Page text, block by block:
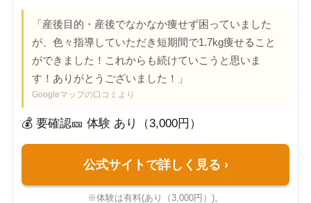
「産後目的・産後でなかなか痩せず困っていました
が、色々指導していただき短期間で1.7kg痩せること
ができました！これからも続けていこうと思いま
す！ありがとうございました！」
Googleマップの口コミより
💰 要確認🎫 体験 あり（3,000円）
公式サイトで詳しく見る ›
※体験は有料(あり（3,000円）)。